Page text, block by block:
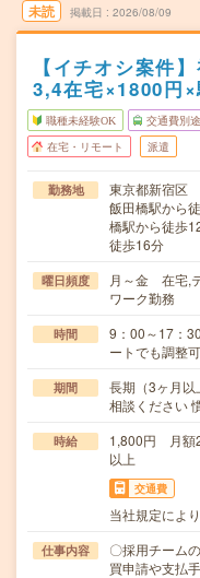
未読 掲載日 2026/08/09
【イチオシ案件
3,4在宅×1800円×
職種未経験OK 交通費別
在宅・リモート 派遣
勤務地
東京都新宿区
飯田橋駅から
橋駅から徒歩
徒歩16分
曜日頻度
月～金 在宅,
ワーク勤務
時間
9：00～17：
ートでも調整
期間
長期（3ヶ月
相談ください
時給
1,800円 月額
以上
交通費
当社規定によ
仕事内容
〇採用チーム
買申請や支払